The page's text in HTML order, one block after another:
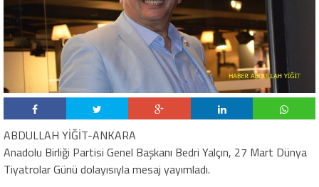
ABDULLAH YİĞİT-ANKARA
Anadolu Birliği Partisi Genel Başkanı Bedri Yalçın, 27 Mart Dünya
Tiyatrolar Günü dolayısıyla mesaj yayımladı.